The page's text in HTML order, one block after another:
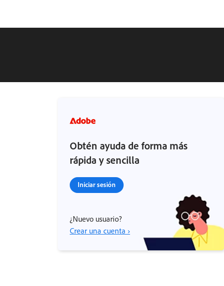
Obtén ayuda de forma más
rápida y sencilla
Iniciar sesión
¿Nuevo usuario?
Crear una cuenta ›